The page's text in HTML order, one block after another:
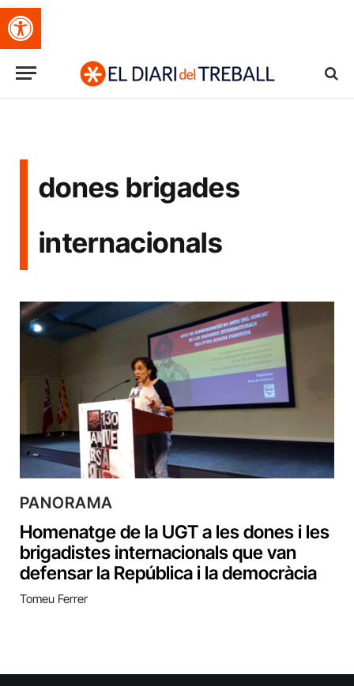
Obre la barra d'eines
dones brigades
internacionals
PANORAMA
Homenatge de la UGT a les dones i les
brigadistes internacionals que van
defensar la República i la democràcia
Tomeu Ferrer